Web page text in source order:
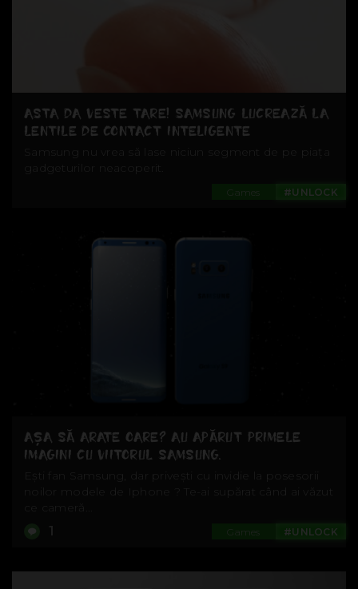
ASTA DA VESTE TARE! SAMSUNG LUCREAZĂ LA
LENTILE DE CONTACT INTELIGENTE
Samsung nu vrea să lase niciun segment de pe piața
gadgeturilor neacoperit.
#UNLOCK
Games
AȘA SĂ ARATE OARE? AU APĂRUT PRIMELE
IMAGINI CU VIITORUL SAMSUNG.
Ești fan Samsung, dar privești cu invidie la posesorii
noilor modele de Iphone ? Te-ai supărat când ai văzut
#UNLOCK
Games
1